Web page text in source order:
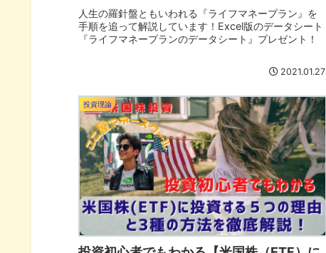
】
人生の羅針盤ともいわれる『ライフマネープラン』を
手順を追って解説しています！Excel版のデータシート
『ライフマネープランのデータシート』プレゼント！
2021.01.27
投資理論